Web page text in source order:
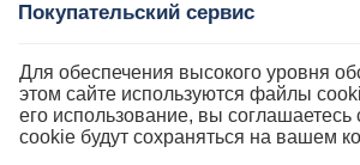
Покупательский сервис
Контакты
Для обеспечения высокого уровня
этом сайте используются файлы
его использование, вы
cookie будут сохраняться на вашем